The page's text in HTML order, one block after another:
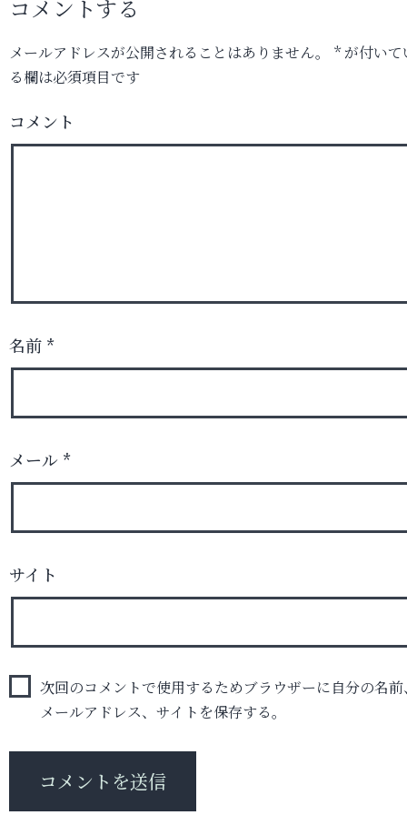
コメントする
メールアドレスが公開されることはありません。 *が付いて
る欄は必須項目です
コメント
名前 *
メール *
サイト
次回のコメントで使用するためブラウザーに自分の名前
メールアドレス、サイトを保存する。